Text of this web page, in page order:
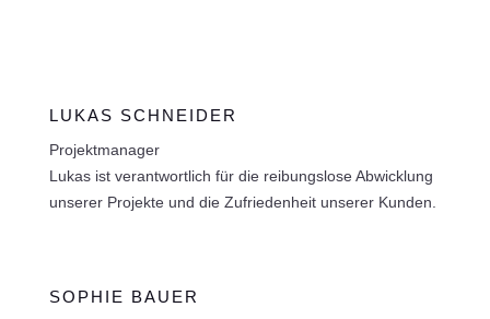
LUKAS SCHNEIDER
Projektmanager
Lukas ist verantwortlich für die reibungslose Abwicklung
unserer Projekte und die Zufriedenheit unserer Kunden.
SOPHIE BAUER